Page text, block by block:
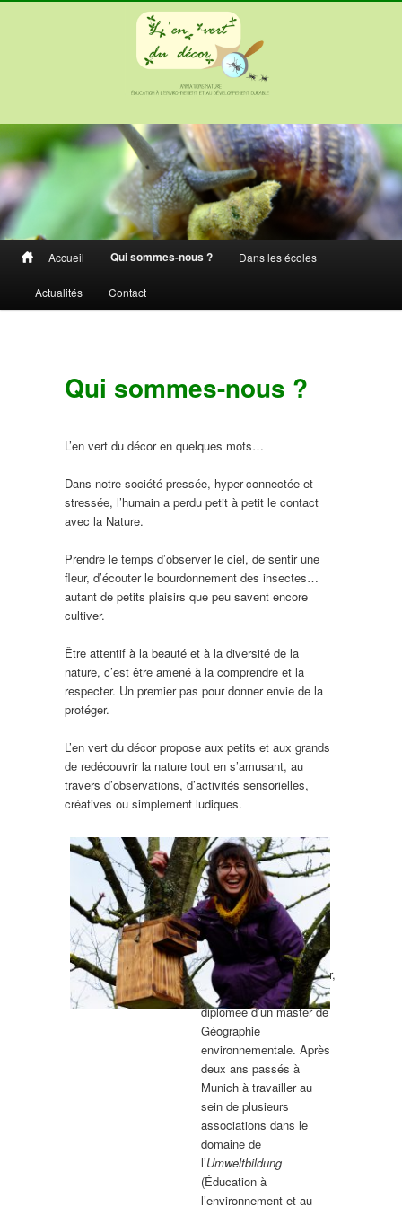
Menu
principal
Aller
au
Accueil Qui sommes-nous ? Dans les écoles
Actualités Contact
Qui sommes-nous ?
L’en vert du décor en quelques mots…
Dans notre société pressée, hyper-connectée et
stressée, l’humain a perdu petit à petit le contact
avec la Nature.
Prendre le temps d’observer le ciel, de sentir une
fleur, d’écouter le bourdonnement des insectes…
autant de petits plaisirs que peu savent encore
cultiver.
Être attentif à la beauté et à la diversité de la
nature, c’est être amené à la comprendre et la
respecter. Un premier pas pour donner envie de la
protéger.
L’en vert du décor propose aux petits et aux grands
de redécouvrir la nature tout en s’amusant, au
travers d’observations, d’activités sensorielles,
créatives ou simplement ludiques.
L’en vert du décor c’est
aussi Carole Behr-Kohser,
auto-entrepreneuse,
diplômée d’un master de
Géographie
environnementale. Après
deux ans passés à
Munich à travailler au
sein de plusieurs
associations dans le
domaine de
l’Umweltbildung
(Éducation à
l’environnement et au